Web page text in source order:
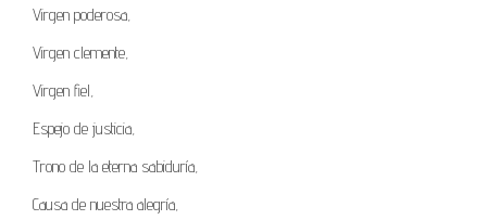
Virgen poderosa,
Virgen clemente,
Virgen fiel,
Espejo de justicia,
Trono de la eterna sabiduría,
Causa de nuestra alegría,